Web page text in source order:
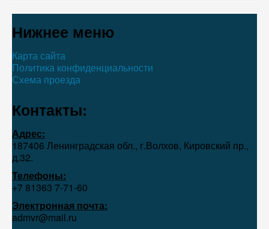
Нижнее меню
Карта сайта
Политика конфиденциальности
Схема проезда
Контакты:
Адрес:
187406 Ленинградская обл., г.Волхов, Кировский пр.,
д.32.
Телефоны:
+7 81363 7‑71-60
Электронная почта:
admvr@mail.ru